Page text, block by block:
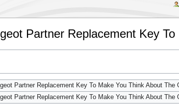
Partner Replacement Key
Partner Replacement Key To Make You Think About The
Partner Replacement Key To Make You Think About The